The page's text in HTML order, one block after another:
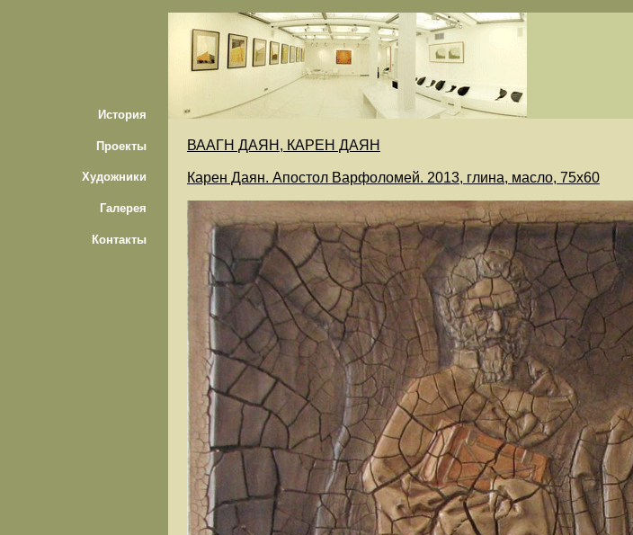
История
Проекты
Художники
Галерея
Контакты
ВААГН ДАЯН, КАРЕН ДАЯН
Карен Даян. Апостол Варфоломей. 2013, глина, масло, 75х60